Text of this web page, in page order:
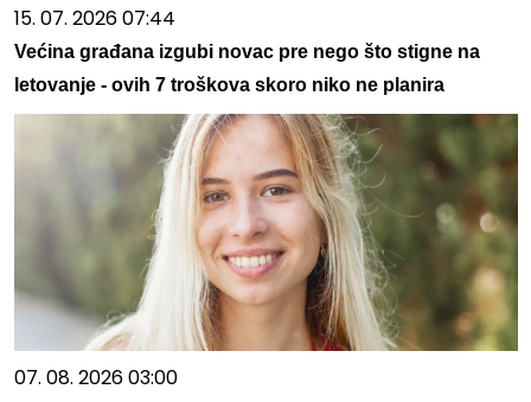
15. 07. 2026 07:44
Većina građana izgubi novac pre nego što stigne na
letovanje - ovih 7 troškova skoro niko ne planira
07. 08. 2026 03:00